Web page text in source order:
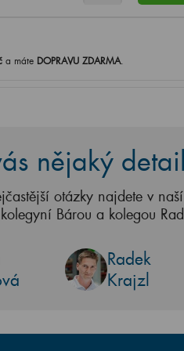
a máte DOPRAVU ZDARMA.
nějaký
otázky najdete v
Bárou a kolegou
Radek
Krajzl